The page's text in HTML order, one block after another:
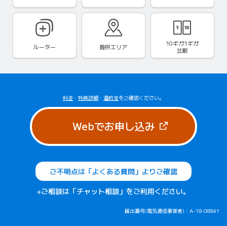
徳島県/40代
通信速度が安定している。
速度が速いか遅いか比べられないのですが、安
岐阜県/30代
通信速度も料金も普通だが、トラブルもないで
ルーター 提供エリア
10ギガ1ギガ
比較
料金 ・ 特典詳細 ・ 違約金をご確認ください。
Webでお申し込み（新しいタブ
ご不明点は「よくある質問」よりご確認
※ご相談は「チャット相談」をご利用ください。
届出番号(電気通信事業者)：A-18-08841